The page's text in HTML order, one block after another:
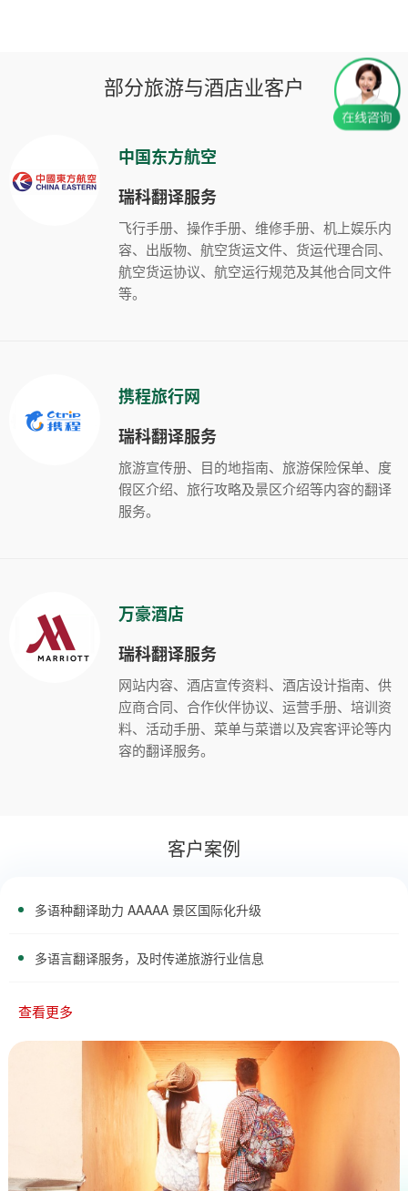
部分旅游与酒店业客户
中国东方航空
瑞科翻译服务
飞行手册、操作手册、维修手册、机上娱乐内
容、出版物、航空货运文件、货运代理合同、
航空货运协议、航空运行规范及其他合同文件
等。
携程旅行网
瑞科翻译服务
旅游宣传册、目的地指南、旅游保险保单、度
假区介绍、旅行攻略及景区介绍等内容的翻译
服务。
万豪酒店
瑞科翻译服务
网站内容、酒店宣传资料、酒店设计指南、供
应商合同、合作伙伴协议、运营手册、培训资
料、活动手册、菜单与菜谱以及宾客评论等内
容的翻译服务。
客户案例
多语种翻译助力 AAAAA 景区国际化升级
多语言翻译服务，及时传递旅游行业信息
查看更多